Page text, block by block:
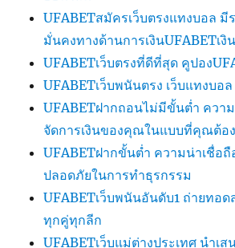
UFABETสมัครเว็บตรงแทงบอล มี
มั่นคงทางด้านการเงินUFABETเงิ
UFABETเว็บตรงที่ดีที่สุด คูปอง
UFABETเว็บพนันตรง เว็บแทงบอ
UFABETฝากถอนไม่มีขั้นต่ำ ควา
จัดการเงินของคุณในแบบที่คุณต้อ
UFABETฝากขั้นต่ำ ความน่าเชื่อ
ปลอดภัยในการทำธุรกรรม
UFABETเว็บพนันอันดับ1 ถ่ายทอ
ทุกคู่ทุกลีก
UFABETเว็บแม่ต่างประเทศ นำเ